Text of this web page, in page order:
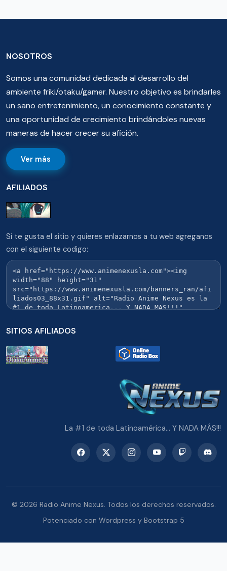
NOSOTROS
Somos una comunidad dedicada al desarrollo del
ambiente friki/otaku/gamer. Nuestro objetivo es brindarles
un sano entretenimiento, un conocimiento constante y
una oportunidad de crecimiento brindándoles nuevas
maneras de hacer crecer su afición.
Ver más
AFILIADOS
Si te gusta el sitio y quieres enlazarnos a tu web agreganos
con el siguiente codigo:
SITIOS AFILIADOS
La #1 de toda Latinoamérica... Y NADA MÁS!!!
© 2026 Radio Anime Nexus. Todos los derechos reservados.
Potenciado con Wordpress y Bootstrap 5